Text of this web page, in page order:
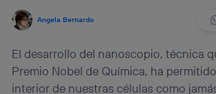
Angela Bernardo
El desarrollo del nanoscopio, técnica
Premio Nobel de Química, ha
interior de nuestras células como